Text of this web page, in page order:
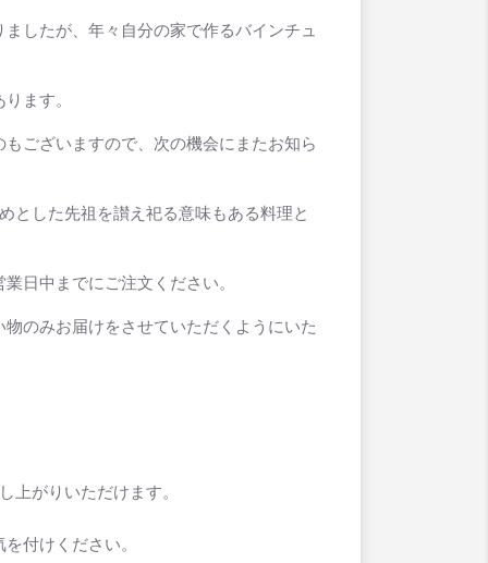
したが、年々自分の家で作るバインチュ
ます。
ございますので、次の機会にまたお知ら
とした先祖を讃え祀る意味もある料理と
日中までにご注文ください。
のみお届けをさせていただくようにいた
がりいただけます。
付けください。